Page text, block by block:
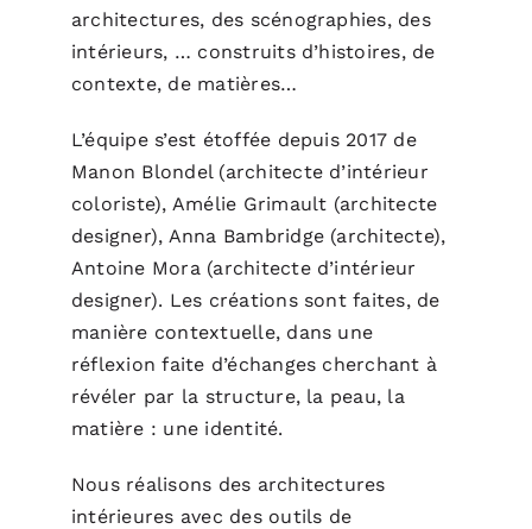
architectures, des scénographies, des
intérieurs, … construits d’histoires, de
contexte, de matières…
L’équipe s’est étoffée depuis 2017 de
Manon Blondel (architecte d’intérieur
coloriste), Amélie Grimault (architecte
designer), Anna Bambridge (architecte),
Antoine Mora (architecte d’intérieur
designer). Les créations sont faites, de
manière contextuelle, dans une
réflexion faite d’échanges cherchant à
révéler par la structure, la peau, la
matière : une identité.
Nous réalisons des architectures
intérieures avec des outils de